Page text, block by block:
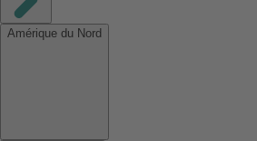
Amérique du Nord